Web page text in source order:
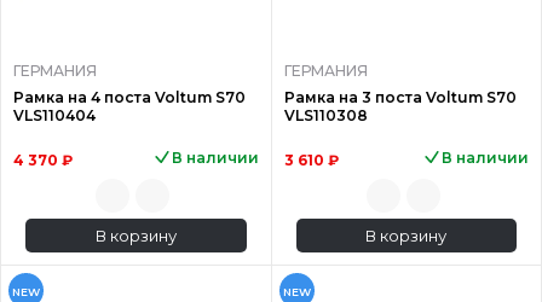
ГЕРМАНИЯ
Рамка на 4 поста Voltum S70
VLS110404
4 370 ₽ В наличии
В корзину
ГЕРМАНИЯ
Рамка на 3 поста Voltum S70
VLS110308
3 610 ₽ В наличии
В корзину
NEW NEW